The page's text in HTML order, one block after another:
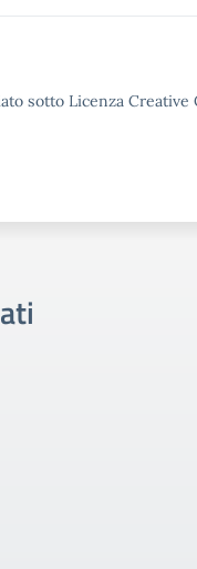
sotto Licenza